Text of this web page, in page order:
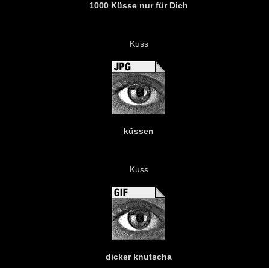
1000 Küsse nur für Dich
Kuss
küssen
Kuss
dicker knutscha